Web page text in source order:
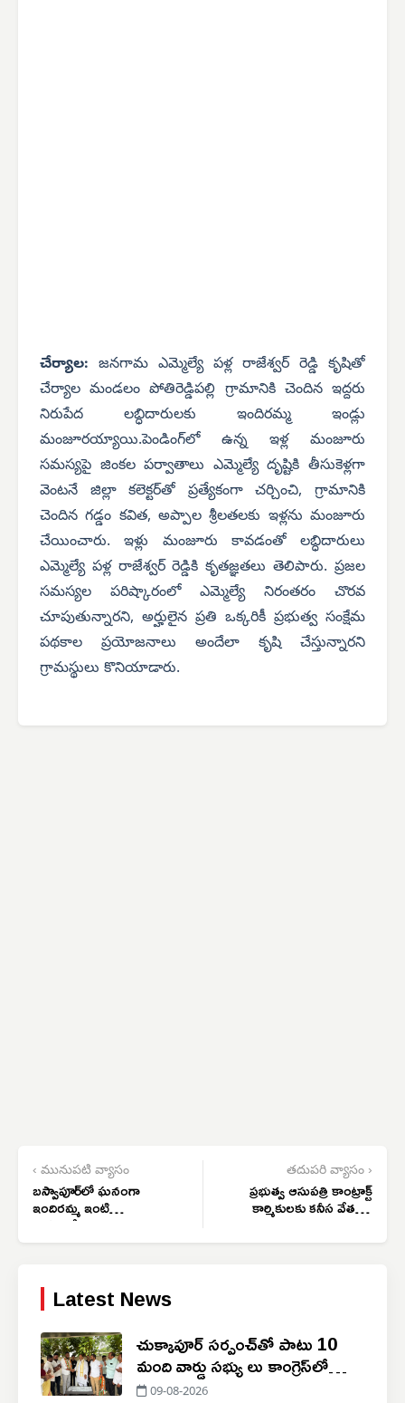
చేర్యాల: జనగామ ఎమ్మెల్యే పళ్ల రాజేశ్వర్ రెడ్డి కృషితో
చేర్యాల మండలం పోతిరెడ్డిపల్లి గ్రామానికి చెందిన ఇద్దరు
నిరుపేద లబ్ధిదారులకు ఇందిరమ్మ ఇండ్లు
మంజూరయ్యాయి.పెండింగ్‌లో ఉన్న ఇళ్ల మంజూరు
సమస్యపై జింకల పర్వాతాలు ఎమ్మెల్యే దృష్టికి తీసుకెళ్లగా
వెంటనే జిల్లా కలెక్టర్‌తో ప్రత్యేకంగా చర్చించి, గ్రామానికి
చెందిన గడ్డం కవిత, అప్పాల శ్రీలతలకు ఇళ్లను మంజూరు
చేయించారు. ఇళ్లు మంజూరు కావడంతో లబ్ధిదారులు
ఎమ్మెల్యే పళ్ల రాజేశ్వర్ రెడ్డికి కృతజ్ఞతలు తెలిపారు. ప్రజల
సమస్యల పరిష్కారంలో ఎమ్మెల్యే నిరంతరం చొరవ
చూపుతున్నారని, అర్హులైన ప్రతి ఒక్కరికీ ప్రభుత్వ సంక్షేమ
పథకాల ప్రయోజనాలు అందేలా కృషి చేస్తున్నారని
గ్రామస్థులు కొనియాడారు.
‹ మునుపటి వ్యాసం
బస్వాపూర్‌లో ఘనంగా
ఇందిరమ్మ ఇంటి
గృహప్రవేశం
తదుపరి వ్యాసం ›
ప్రభుత్వ ఆసుపత్రి కాంట్రాక్ట్
కార్మికులకు కనీస వేతనం
Latest News
చుక్కాపూర్‌ సర్పంచ్‌తో పాటు 10
మంది వార్డు సభ్యు లు కాంగ్రెస్‌లో
చేరిక
09-08-2026